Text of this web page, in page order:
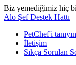
Biz yemediğimiz hiç
Alo Şef Destek Hattı
PetChef'i tanıyın
İletişim
Sıkça Sorulan